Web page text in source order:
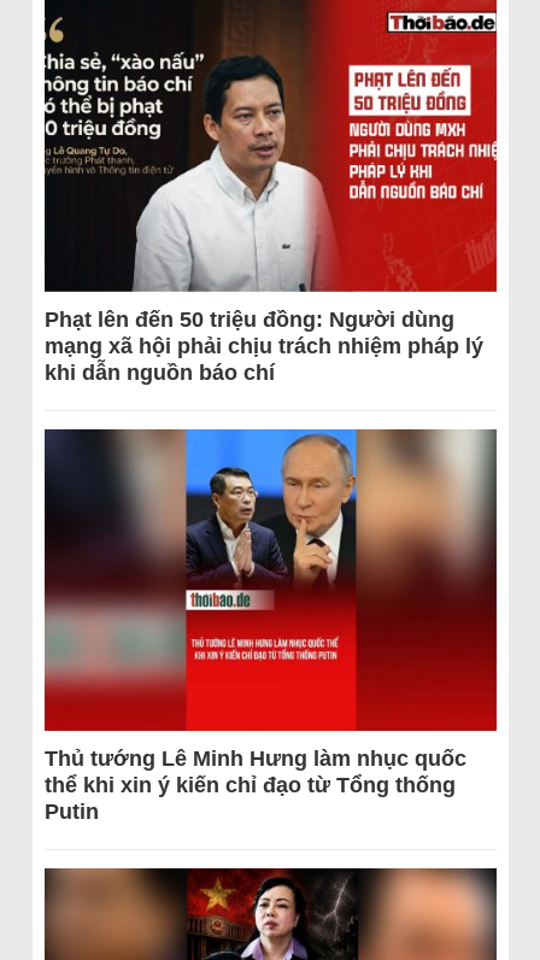
Phạt lên đến 50 triệu đồng: Người dùng
mạng xã hội phải chịu trách nhiệm pháp lý
khi dẫn nguồn báo chí
Thủ tướng Lê Minh Hưng làm nhục quốc
thể khi xin ý kiến chỉ đạo từ Tổng thống
Putin